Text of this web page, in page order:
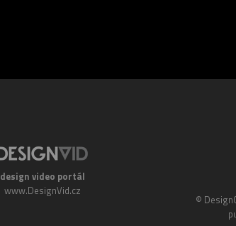
design video portál
www.DesignVid.cz
©